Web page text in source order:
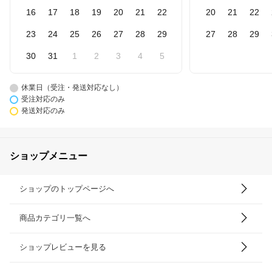
16 17 18 19 20 21 22
23 24 25 26 27 28 29
30 31 1 2 3 4 5
20 21 22
27 28 29
休業日（受注・発送対応なし）
受注対応のみ
発送対応のみ
ショップメニュー
ショップのトップページへ
商品カテゴリ一覧へ
ショップレビューを見る